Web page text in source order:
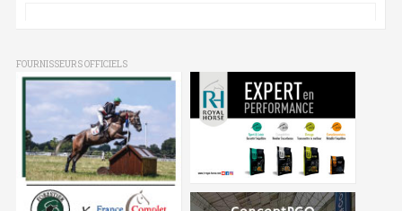
FOURNISSEURS OFFICIELS